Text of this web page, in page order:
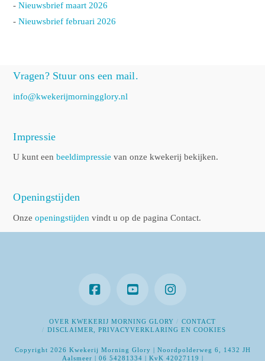
-Nieuwsbrief maart 2026
-Nieuwsbrief februari 2026
Vragen? Stuur ons een mail.
info@kwekerijmorningglory.nl
Impressie
U kunt eenbeeldimpressie van onze kwekerij bekijken.
Openingstijden
Onzeopeningstijden vindt u op de pagina Contact.
OVER KWEKERIJ MORNING GLORY
CONTACT
DISCLAIMER, PRIVACYVERKLARING EN COOKIES
Copyright 2026 Kwekerij Morning Glory | Noordpolderweg 6, 1432 JH
Aalsmeer | 06 54281334 | KvK 42027119 |